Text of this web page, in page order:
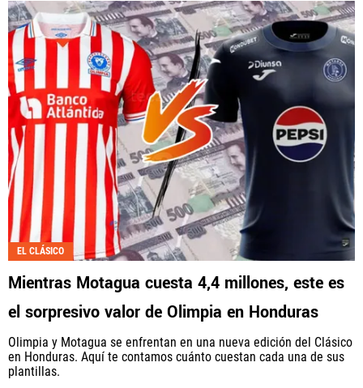
EL CLÁSICO
Mientras Motagua cuesta 4,4 millones, este es
el sorpresivo valor de Olimpia en Honduras
Olimpia y Motagua se enfrentan en una nueva edición del Clásico
en Honduras. Aquí te contamos cuánto cuestan cada una de sus
plantillas.